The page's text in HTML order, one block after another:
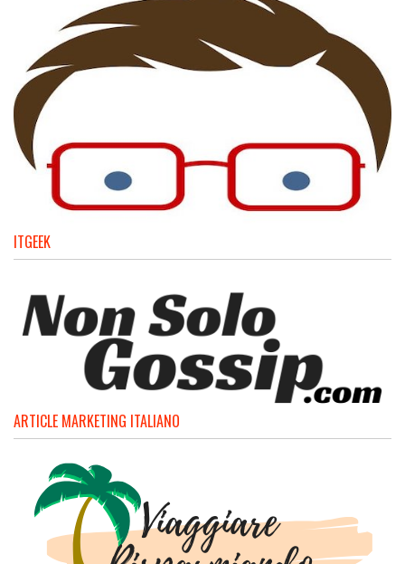
ITGEEK
ARTICLE MARKETING ITALIANO